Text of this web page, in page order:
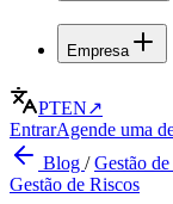
Empresa
PTEN↗
EntrarAgende uma
Blog /Gestão
Gestão de Riscos